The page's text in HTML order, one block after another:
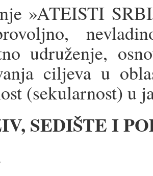
»ATEISTI
udruženje,
ciljeva u
(sekularnost) u
SEDIŠTE I